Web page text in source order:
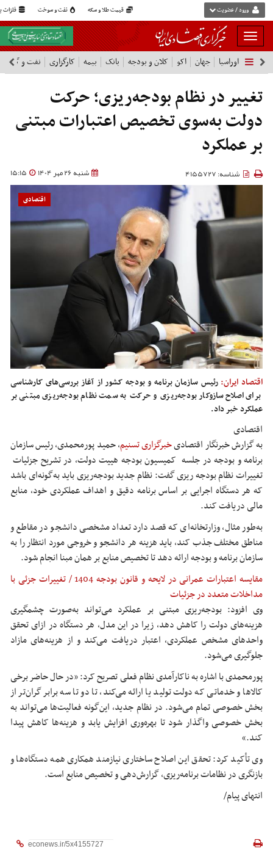
قیمت طلا و سکه نفت و سوخت فلزات ورود / عضویت
بار
و
بسته
نمودن
اوراسیا جهان اکو کلان و بودجه بانک بیمه کارگزاری نفت و گاز
تغییر در نظام بودجه‌ریزی؛ حرکت
دولت به‌سوی تخصیص اعتبارات مبتنی
بر عملکرد
شنبه 26 مهر 1404 15:15 شناسه: 4155727
اقتصادی
اقتصاد ایران: رئیس سازمان برنامه و بودجه کشور از آغاز بررسی‌های کارشناسی
برای اصلاح سازوکار بودجه‌ریزی و حرکت به سمت نظام بودجه‌ریزی مبتنی بر
عملکرد خبر داد.
اقتصادی
به گزارش خبرنگار اقتصادیخبرگزاری تسنیم، حمید پورمحمدی، رئیس سازمان
برنامه و بودجه در جلسه کمیسیون بودجه هییت دولت، در تشریح جزئیات
تغییرات نظام بودجه ریزی گفت: نظام جدید بودجه‌ریزی باید به‌گونه‌ای باشد
که هر دستگاه اجرایی بر اساس برنامه دقیق و اهداف عملکردی خود، منابع
مالی دریافت کند.
به‌طور مثال، وزارتخانه‌ای که قصد دارد تعداد مشخصی دانشجو در مقاطع و
مناطق مختلف جذب کند، باید هزینه هر دانشجو و خروجی مورد انتظار را به
سازمان برنامه و بودجه ارائه دهد تا تخصیص منابع بر همان مبنا انجام شود.
مقایسه اعتبارات عمرانی در لایحه و قانون بودجه 1404 / تغییرات جزئی با
مداخلات متعدد در جزئیات
وی افزود: بودجه‌ریزی مبتنی بر عملکرد می‌تواند به‌صورت چشمگیری
هزینه‌های دولت را کاهش دهد، زیرا در این مدل، هر دستگاه در ازای تحقق
واحدهای مشخص عملکردی، اعتبار دریافت می‌کند و از هزینه‌های مازاد
جلوگیری می‌شود.
پورمحمدی با اشاره به ناکارآمدی نظام فعلی تصریح کرد: «در حال حاضر برخی
کالاها و خدماتی که دولت تولید یا ارائه می‌کند، تا دو تا سه برابر گران‌تر از
بخش خصوصی تمام می‌شود. در نظام جدید، این‌گونه فعالیت‌ها می‌تواند به
بخش خصوصی واگذار شود تا بهره‌وری افزایش یابد و هزینه‌ها کاهش پیدا
کند.»
وی تأکید کرد: تحقق این اصلاح ساختاری نیازمند همکاری همه دستگاه‌ها و
بازنگری در نظامات برنامه‌ریزی، گزارش‌دهی و تخصیص منابع است.
انتهای پیام/